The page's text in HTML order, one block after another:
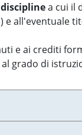
a cui il
e all'eventuale
e ai crediti
grado di